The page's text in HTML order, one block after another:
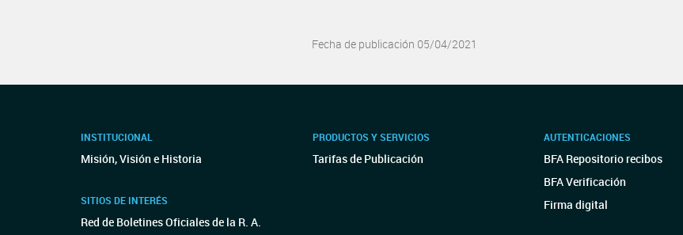
Fecha de publicación 05/04/2021
INSTITUCIONAL
Misión, Visión e Historia
SITIOS DE INTERÉS
Red de Boletines Oficiales de la R. A.
PRODUCTOS Y SERVICIOS
Tarifas de Publicación
AUTENTICACIONES
BFA Repositorio recibos
BFA Verificación
Firma digital